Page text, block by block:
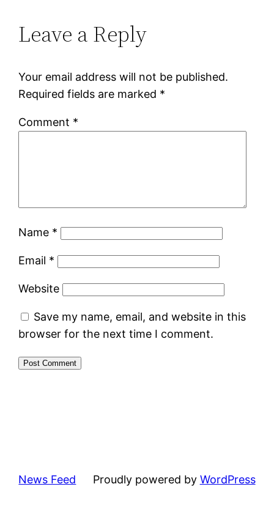
Leave a Reply
Your email address will not be published.
Required fields are marked *
Comment *
Name *
Email *
Website
Save my name, email, and website in this
browser for the next time I comment.
News Feed Proudly powered by WordPress